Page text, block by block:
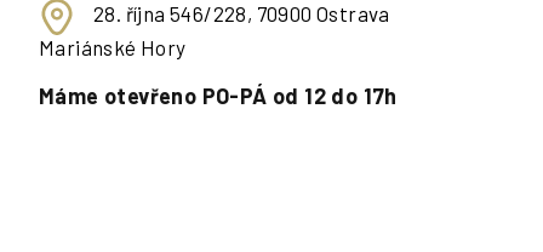
28. října 546/228, 70900 Ostrava
Mariánské Hory
Máme otevřeno PO-PÁ od 12 do 17h